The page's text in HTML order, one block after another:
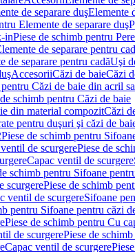
de separare duşElemente
Elemente de separare duş
inPiese de schimb pentru
de separare pentru
de separare pentru cadăUşi
AccesoriiCăzi de baieCăzi
Căzi de baie din acril
schimb pentru Căzi de baie
din material compozitCăzi
pentru duşuri şi căzi de
Piese de schimb pentru
de scurgerePiese de
Capac ventil de scurgere
schimb pentru Sifoane
scurgerePiese de schimb
ventil de scurgereSifoane
pentru Sifoane pentru căzi
Piese de schimb pentru Cu
de scurgerePiese de
Capac ventil de scurgere